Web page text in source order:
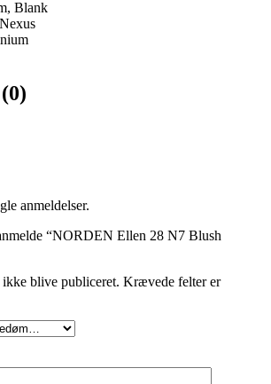
Blank
anmeldelser.
“NORDEN Ellen 28 N7 Blush
blive publiceret. Krævede felter er